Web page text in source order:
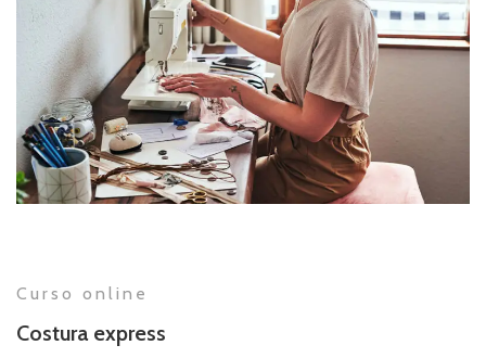
Curso online
Costura express